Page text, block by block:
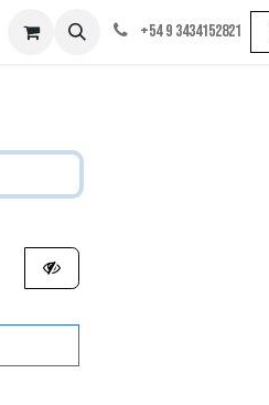
+54 9 3434152821